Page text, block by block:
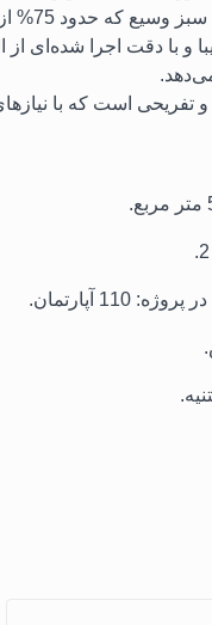
پروژه را پوشش می‌دهد، متمایز است!
و تفریحی است که با
آپارتمان.